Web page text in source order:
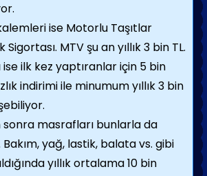
ise Motorlu Taşıtlar
MTV şu an yıllık 3 bin TL.
ise ilk kez yaptıranlar için 5 bin
indirimi ile minumum yıllık 3 bin
masrafları bunlarla da
Bakım, yağ, lastik, balata vs. gibi
yıllık ortalama 10 bin